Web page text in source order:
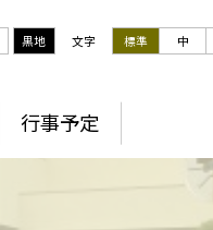
黒地 文字 標準 中
行事予定